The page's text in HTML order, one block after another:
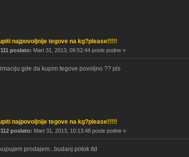
najpovoljnije tegove na kg?please!!!!!
poslato: Mart 31, 2013, 09:52:44 posle podne »
gde da kupim tegove povoljno ?? pls
najpovoljnije tegove na kg?please!!!!!
poslato: Mart 31, 2013, 10:13:48 posle podne »
prodajem...budanj potok itd